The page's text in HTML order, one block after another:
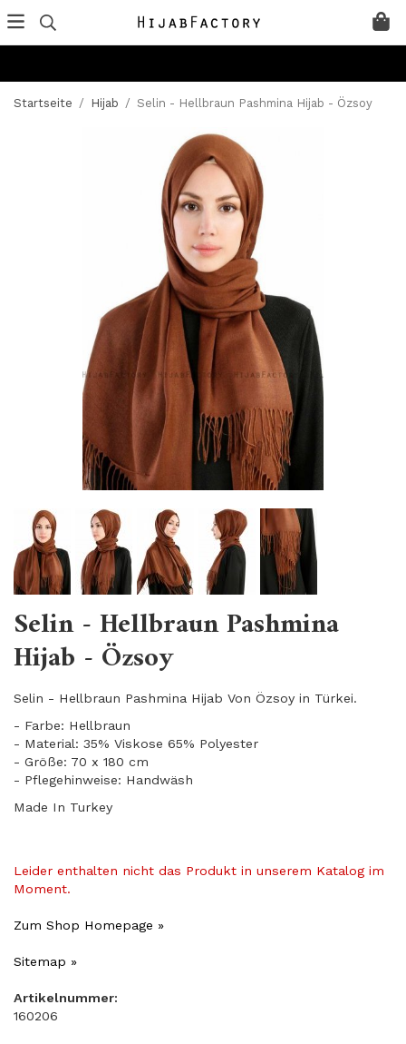
Startseite / Hijab / Selin - Hellbraun Pashmina Hijab - Özsoy
Selin - Hellbraun Pashmina
Hijab - Özsoy
Selin - Hellbraun Pashmina Hijab Von Özsoy in Türkei.
- Farbe: Hellbraun
- Material: 35% Viskose 65% Polyester
- Größe: 70 x 180 cm
- Pflegehinweise: Handwäsh
Made In Turkey
Leider enthalten nicht das Produkt in unserem Katalog im
Moment.
Zum Shop Homepage »
Sitemap »
Artikelnummer:
160206